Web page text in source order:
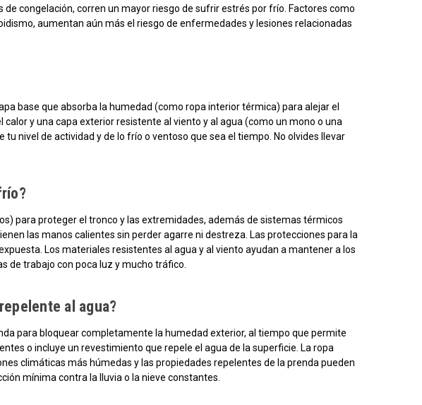
congelación, corren un mayor riesgo de sufrir estrés por frío. Factores como
aumentan aún más el riesgo de enfermedades y lesiones relacionadas
base que absorba la humedad (como ropa interior térmica) para alejar el
y una capa exterior resistente al viento y al agua (como un mono o una
nivel de actividad y de lo frío o ventoso que sea el tiempo. No olvides llevar
para proteger el tronco y las extremidades, además de sistemas térmicos
las manos calientes sin perder agarre ni destreza. Las protecciones para la
Los materiales resistentes al agua y al viento ayudan a mantener a los
de trabajo con poca luz y mucho tráfico.
al agua?
para bloquear completamente la humedad exterior, al tiempo que permite
o incluye un revestimiento que repele el agua de la superficie. La ropa
climáticas más húmedas y las propiedades repelentes de la prenda pueden
mínima contra la lluvia o la nieve constantes.